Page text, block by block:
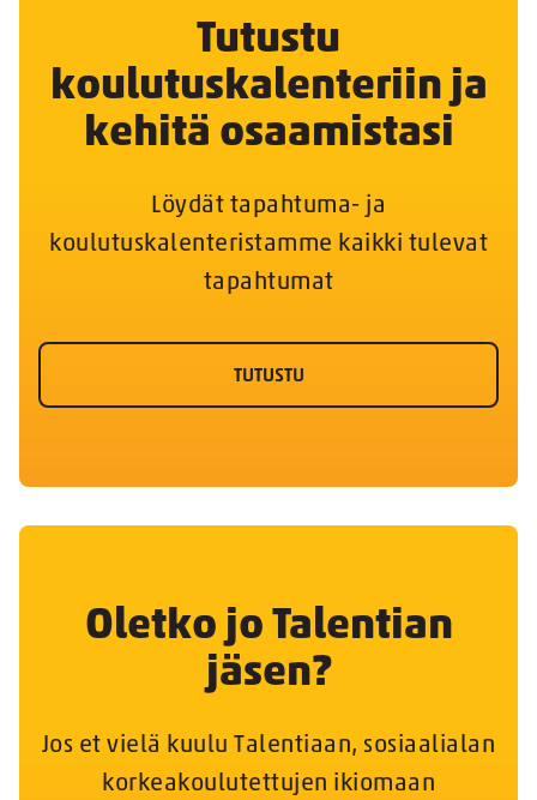
Tutustu
koulutuskalenteriin ja
kehitä osaamistasi
Löydät tapahtuma- ja
koulutuskalenteristamme kaikki tulevat
tapahtumat
TUTUSTU
Oletko jo Talentian
jäsen?
Jos et vielä kuulu Talentiaan, sosiaalialan
korkeakoulutettujen ikiomaan